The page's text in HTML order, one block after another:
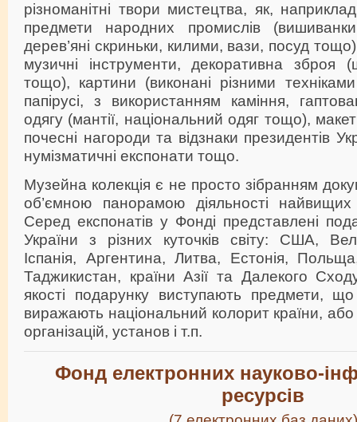
різноманітні твори мистецтва, як,
предмети народних промислів
дерев’яні скриньки, килими, вази, посуд
музичні інструменти, декоративна зброя
тощо), картини (виконані різними
папірусі, з використанням каміння,
одягу (мантії, національний одяг тощо),
почесні нагороди та відзнаки президентів
нумізматичні експонати тощо.
Музейна колекція є не просто зібранням
об’ємною панорамою діяльності найвищих
Серед експонатів у Фонді представлені
України з різних куточків світу: США,
Іспанія, Аргентина, Литва, Естонія,
Таджикистан, країни Азії та Далекого
якості подарунку виступають предмети,
виражають національний колорит країни,
організацій, установ і т.п.
Фонд електронних науково-
ресурсів